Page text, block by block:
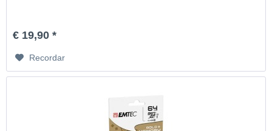
€ 19,90 *
Recordar